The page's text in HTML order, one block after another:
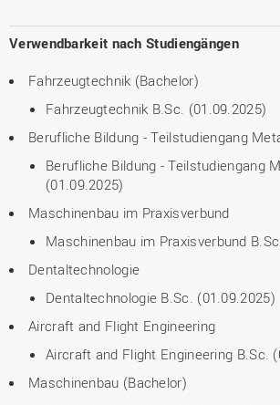
Verwendbarkeit nach Studiengängen
Fahrzeugtechnik (Bachelor)
Fahrzeugtechnik B.Sc. (01.09.2025)
Berufliche Bildung - Teilstudiengang
Berufliche Bildung - Teilstudiengang
(01.09.2025)
Maschinenbau im Praxisverbund
Maschinenbau im Praxisverbund
Dentaltechnologie
Dentaltechnologie B.Sc. (01.09.2025)
Aircraft and Flight Engineering
Aircraft and Flight Engineering B.Sc.
Maschinenbau (Bachelor)